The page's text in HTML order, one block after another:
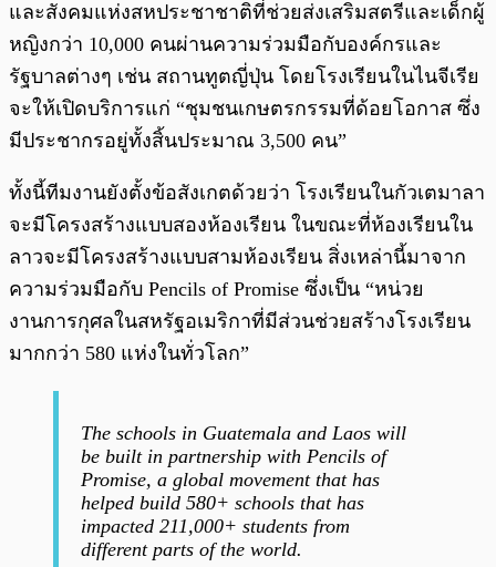
และสังคมแห่งสหประชาชาติที่ช่วยส่งเสริมสตรีและเด็กผู้
หญิงกว่า 10,000 คนผ่านความร่วมมือกับองค์กรและ
รัฐบาลต่างๆ เช่น สถานทูตญี่ปุ่น โดยโรงเรียนในไนจีเรีย
จะให้เปิดบริการแก่ “ชุมชนเกษตรกรรมที่ด้อยโอกาส ซึ่ง
มีประชากรอยู่ทั้งสิ้นประมาณ 3,500 คน”
ทั้งนี้ทีมงานยังตั้งข้อสังเกตด้วยว่า โรงเรียนในกัวเตมาลา
จะมีโครงสร้างแบบสองห้องเรียน ในขณะที่ห้องเรียนใน
ลาวจะมีโครงสร้างแบบสามห้องเรียน สิ่งเหล่านี้มาจาก
ความร่วมมือกับ Pencils of Promise ซึ่งเป็น “หน่วย
งานการกุศลในสหรัฐอเมริกาที่มีส่วนช่วยสร้างโรงเรียน
มากกว่า 580 แห่งในทั่วโลก”
The schools in Guatemala and Laos will
be built in partnership with Pencils of
Promise, a global movement that has
helped build 580+ schools that has
impacted 211,000+ students from
different parts of the world.